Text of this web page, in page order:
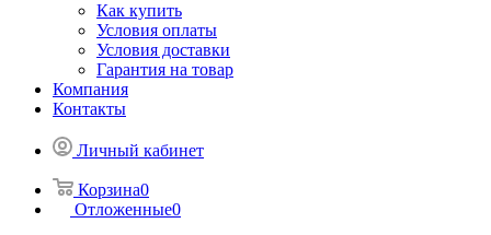
Как купить
Условия оплаты
Условия доставки
Гарантия на товар
Компания
Контакты
Личный кабинет
Корзина0
Отложенные0